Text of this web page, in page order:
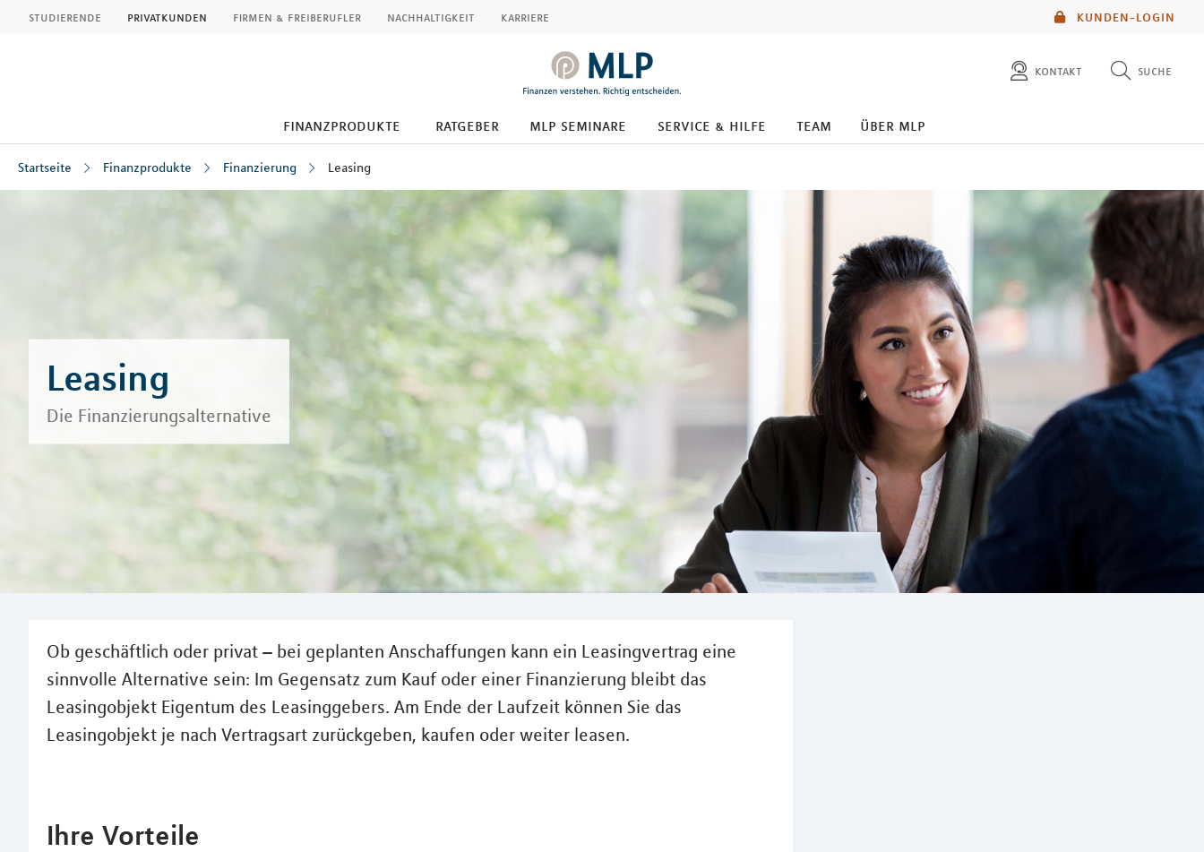
KUNDEN-LOGIN
studierende privatkunden firmen & freiberufler nachhaltigkeit karriere
kontakt suche
finanzprodukte ratgeber mlp seminare service & hilfe team über mlp
Startseite Finanzprodukte Finanzierung Leasing
Leasing
Die Finanzierungsalternative
Ob geschäftlich oder privat – bei geplanten Anschaffungen kann ein Leasingvertrag eine
sinnvolle Alternative sein: Im Gegensatz zum Kauf oder einer Finanzierung bleibt das
Leasingobjekt Eigentum des Leasinggebers. Am Ende der Laufzeit können Sie das
Leasingobjekt je nach Vertragsart zurückgeben, kaufen oder weiter leasen.
Ihre Vorteile